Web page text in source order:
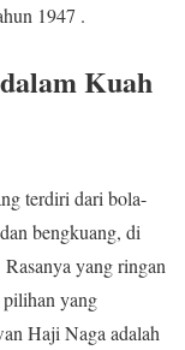
1947 .
Kuah
terdiri dari bola-
bengkuang, di
yang ringan
pilihan yang
Haji Naga adalah